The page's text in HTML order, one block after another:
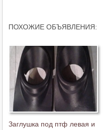
ПОХОЖИЕ ОБЪЯВЛЕНИЯ:
Заглушка под птф левая и